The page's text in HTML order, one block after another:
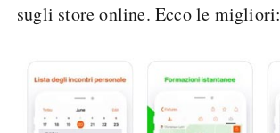
sugli store online. Ecco le migliori: